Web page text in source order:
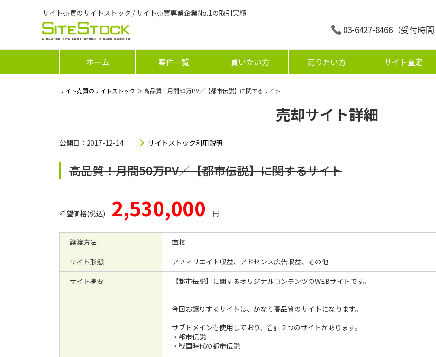
サイト売買のサイトストック / サイト売買専業企業No.1の取引実績
03-6427-8466 （受付時
ホーム 案件一覧 買いたい方 売りたい方 サイト査定
サイト売買のサイトストック ＞ 高品質！月間50万PV／【都市伝説】に関するサイト
売却サイト詳細
公開日：2017-12-14 サイトストック利用説明
高品質！月間50万PV／【都市伝説】に関するサイト
希望価格(税込) 2,530,000 円
譲渡方法
直接
サイト形態
アフィリエイト収益、アドセンス広告収益、その他
サイト概要
【都市伝説】に関するオリジナルコンテンツのWEBサイトです。
今回お譲りするサイトは、かなり高品質のサイトになります。
サブドメインも使用しており、合計２つのサイトがあります。
・都市伝説
・戦国時代の都市伝説